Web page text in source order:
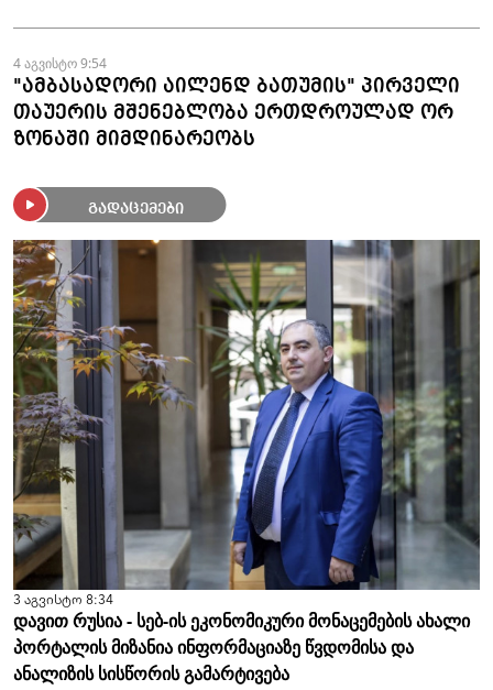
4 აგვისტო 9:54
"ამბასადორი აილენდ ბათუმის" პირველი
თაუერის მშენებლობა ერთდროულად ორ
ზონაში მიმდინარეობს
გადაცემები
3 აგვისტო 8:34
დავით რუსია - სებ-ის ეკონომიკური მონაცემების ახალი
პორტალის მიზანია ინფორმაციაზე წვდომისა და
ანალიზის სისწორის გამარტივება